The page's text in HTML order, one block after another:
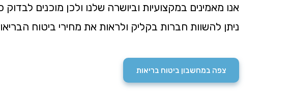
אנו מאמינים במקצועיות וביושרה שלנו ולכן מוכנים
ניתן להשוות חברות בקליק ולראות את מחירי ביטוח
צפה במחשבון ביטוח בריאות